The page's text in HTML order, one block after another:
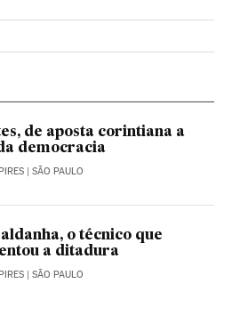
Instagram
en Twitter
Brasil en Facebook
de aposta corintiana a
democracia
| SÃO PAULO
o técnico que
a ditadura
| SÃO PAULO